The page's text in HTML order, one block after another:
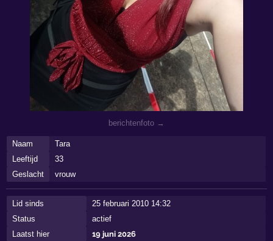
berichtenfoto →
Naam
Tara
Leeftijd
33
Geslacht
vrouw
Lid sinds
25 februari 2010 14:32
Status
actief
Laatst hier
19 juni 2026